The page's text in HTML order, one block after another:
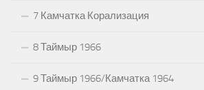
7 Камчатка Корализация
8 Таймыр 1966
9 Таймыр 1966/Камчатка 1964